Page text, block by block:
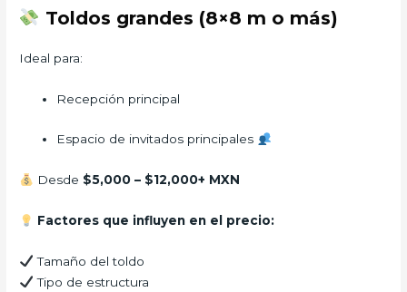
Toldos grandes (8×8 m o más)
Ideal para:
Recepción principal
Espacio de invitados principales
Desde $5,000 – $12,000+ MXN
Factores que influyen en el precio:
Tamaño del toldo
Tipo de estructura